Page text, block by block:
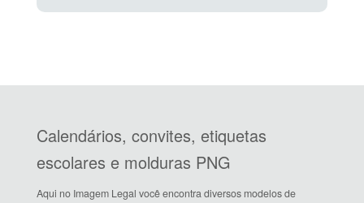
Calendários, convites, etiquetas
escolares e molduras PNG
Aqui no Imagem Legal você encontra diversos modelos de